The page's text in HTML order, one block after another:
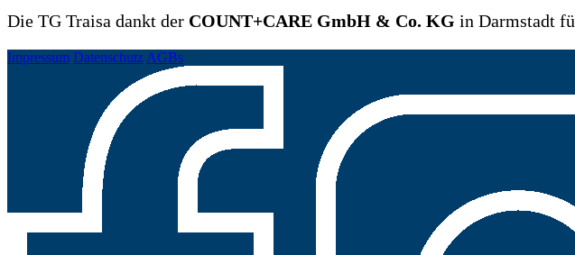
Die TG Traisa dankt der COUNT+CARE GmbH & Co. KG in Darmstadt
Impressum Datenschutz AGBs